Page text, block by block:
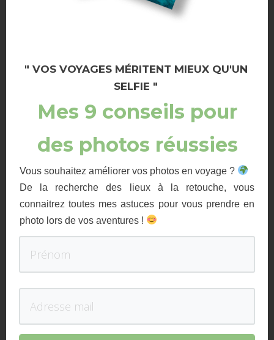
" VOS VOYAGES MÉRITENT MIEUX QU'UN
SELFIE "
Mes 9 conseils pour
des photos réussies
Vous souhaitez améliorer vos photos en voyage ?
De la recherche des lieux à la retouche, vous
connaitrez toutes mes astuces pour vous prendre en
photo lors de vos aventures !